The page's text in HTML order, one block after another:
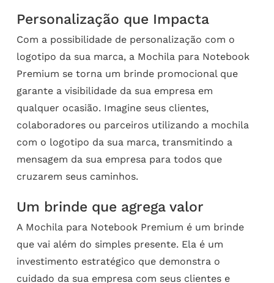
Personalização que Impacta
Com a possibilidade de personalização com o
logotipo da sua marca, a Mochila para Notebook
Premium se torna um brinde promocional que
garante a visibilidade da sua empresa em
qualquer ocasião. Imagine seus clientes,
colaboradores ou parceiros utilizando a mochila
com o logotipo da sua marca, transmitindo a
mensagem da sua empresa para todos que
cruzarem seus caminhos.
Um brinde que agrega valor
A Mochila para Notebook Premium é um brinde
que vai além do simples presente. Ela é um
investimento estratégico que demonstra o
cuidado da sua empresa com seus clientes e